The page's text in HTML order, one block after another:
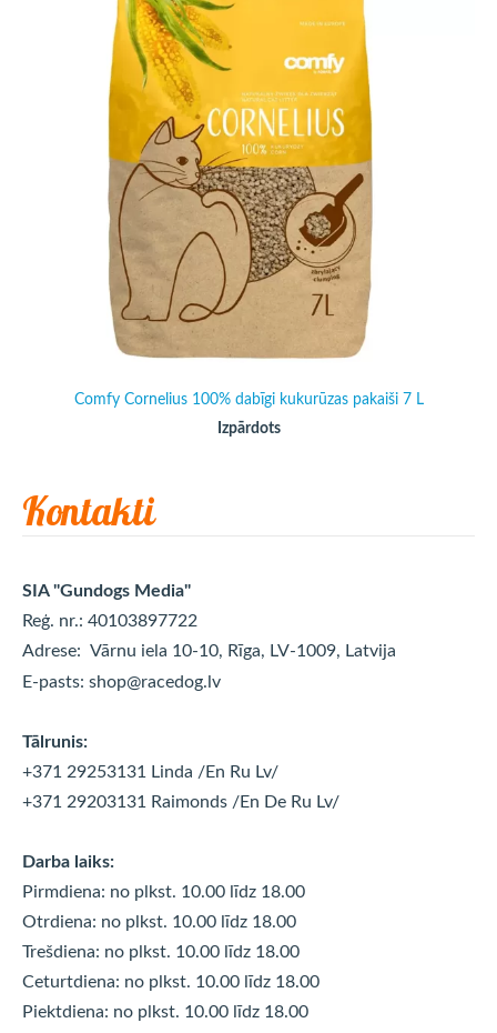
Kontakti
SIA "Gundogs Media"
Reģ. nr.: 40103897722
Adrese: Vārnu iela 10-10, Rīga, LV-1009, Latvija
E-pasts: shop@racedog.lv
Tālrunis:
+371 29253131 Linda /En Ru Lv/
+371 29203131 Raimonds /En De Ru Lv/
Darba laiks:
Pirmdiena: no plkst. 10.00 līdz 18.00
Otrdiena: no plkst. 10.00 līdz 18.00
Trešdiena: no plkst. 10.00 līdz 18.00
Ceturtdiena: no plkst. 10.00 līdz 18.00
Piektdiena: no plkst. 10.00 līdz 18.00
Comfy Cornelius 100% dabīgi kukurūzas pakaiši 7 L
Izpārdots